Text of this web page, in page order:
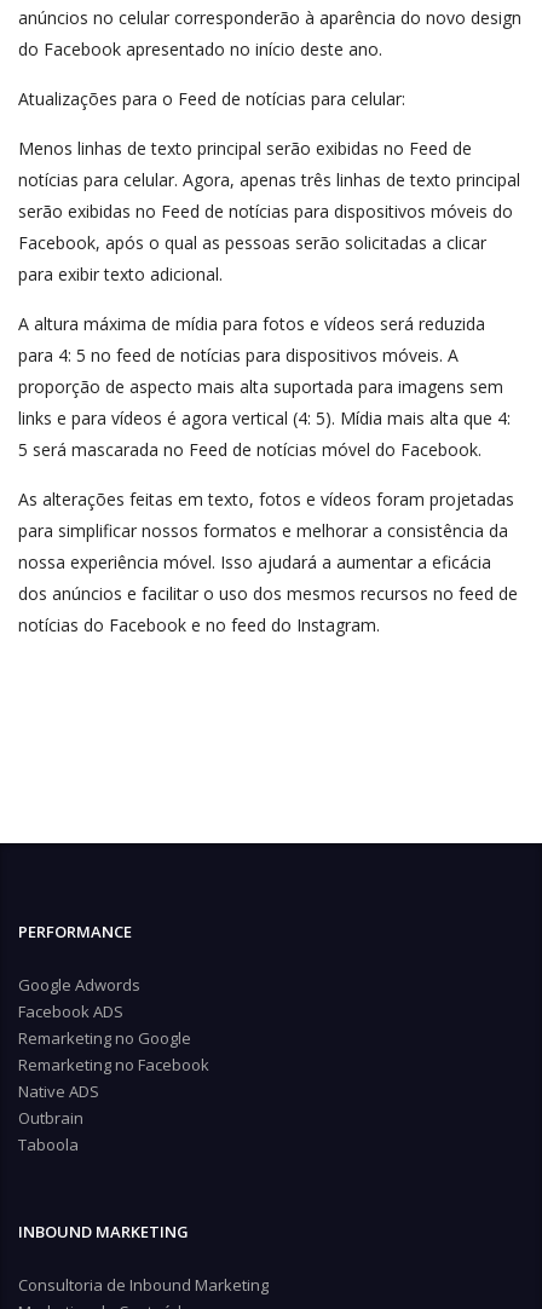
anúncios no celular corresponderão à aparência do novo design
do Facebook apresentado no início deste ano.
Atualizações para o Feed de notícias para celular:
Menos linhas de texto principal serão exibidas no Feed de
notícias para celular. Agora, apenas três linhas de texto principal
serão exibidas no Feed de notícias para dispositivos móveis do
Facebook, após o qual as pessoas serão solicitadas a clicar
para exibir texto adicional.
A altura máxima de mídia para fotos e vídeos será reduzida
para 4: 5 no feed de notícias para dispositivos móveis. A
proporção de aspecto mais alta suportada para imagens sem
links e para vídeos é agora vertical (4: 5). Mídia mais alta que 4:
5 será mascarada no Feed de notícias móvel do Facebook.
As alterações feitas em texto, fotos e vídeos foram projetadas
para simplificar nossos formatos e melhorar a consistência da
nossa experiência móvel. Isso ajudará a aumentar a eficácia
dos anúncios e facilitar o uso dos mesmos recursos no feed de
notícias do Facebook e no feed do Instagram.
PERFORMANCE
Google Adwords
Facebook ADS
Remarketing no Google
Remarketing no Facebook
Native ADS
Outbrain
Taboola
INBOUND MARKETING
Consultoria de Inbound Marketing